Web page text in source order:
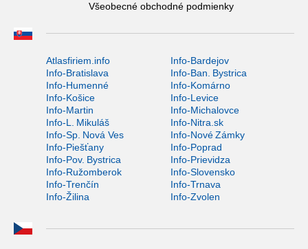
Všeobecné obchodné podmienky
Atlasfiriem.info
Info-Bardejov
Info-Bratislava
Info-Ban. Bystrica
Info-Humenné
Info-Komárno
Info-Košice
Info-Levice
Info-Martin
Info-Michalovce
Info-L. Mikuláš
Info-Nitra.sk
Info-Sp. Nová Ves
Info-Nové Zámky
Info-Piešťany
Info-Poprad
Info-Pov. Bystrica
Info-Prievidza
Info-Ružomberok
Info-Slovensko
Info-Trenčín
Info-Trnava
Info-Žilina
Info-Zvolen